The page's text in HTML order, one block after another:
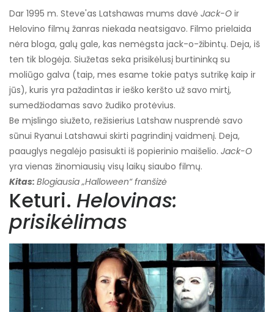
Dar 1995 m. Steve'as Latshawas mums davė Jack-O ir
Helovino filmų žanras niekada neatsigavo. Filmo prielaida
nėra bloga, galų gale, kas nemėgsta jack-o-žibintų. Deja, iš
ten tik blogėja. Siužetas seka prisikėlusį burtininką su
moliūgo galva (taip, mes esame tokie patys sutrikę kaip ir
jūs), kuris yra pažadintas ir ieško keršto už savo mirtį,
sumedžiodamas savo žudiko protėvius.
Be mįslingo siužeto, režisierius Latshaw nusprendė savo
sūnui Ryanui Latshawui skirti pagrindinį vaidmenį. Deja,
paauglys negalėjo pasisukti iš popierinio maišelio. Jack-O
yra vienas žinomiausių visų laikų siaubo filmų.
Kitas: Blogiausia „Halloween“ franšizė
Keturi. Helovinas:
prisikėlimas